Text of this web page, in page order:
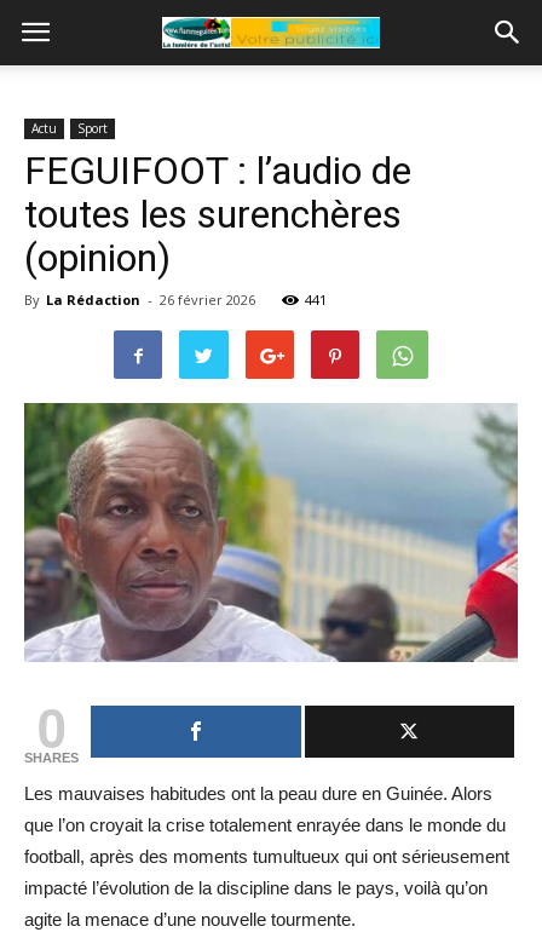
Actu Sport
FEGUIFOOT : l’audio de
toutes les surenchères
(opinion)
By La Rédaction - 26 février 2026 441
0
SHARES
Les mauvaises habitudes ont la peau dure en Guinée. Alors
que l’on croyait la crise totalement enrayée dans le monde du
football, après des moments tumultueux qui ont sérieusement
impacté l’évolution de la discipline dans le pays, voilà qu’on
agite la menace d’une nouvelle tourmente.